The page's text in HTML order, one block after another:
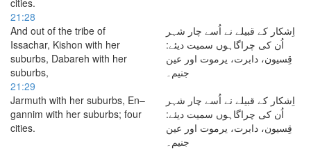
cities.
21:28
And out of the tribe of
Issachar, Kishon with her
suburbs, Dabareh with her
suburbs,
اِشکار کے قبیلے نے اُسے چار شہر
اُن کی چراگاہوں سمیت دیئے:
قِسیون، دابرت، یرموت اور عین
جنیم۔
21:29
Jarmuth with her suburbs, En–
gannim with her suburbs; four
cities.
اِشکار کے قبیلے نے اُسے چار شہر
اُن کی چراگاہوں سمیت دیئے:
قِسیون، دابرت، یرموت اور عین
جنیم۔